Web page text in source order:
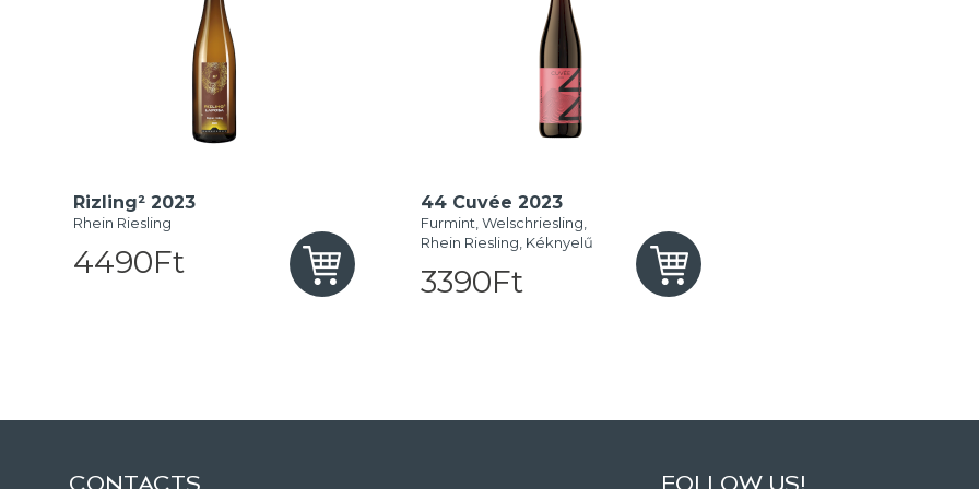
Rizling² 2023
Rhein Riesling
4490Ft
44 Cuvée 2023
Furmint, Welschriesling,
Rhein Riesling, Kéknyelű
3390Ft
CONTACTS FOLLOW US!